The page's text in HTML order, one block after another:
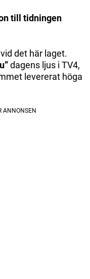
till tidningen
det här laget.
dagens ljus i TV4,
levererat höga